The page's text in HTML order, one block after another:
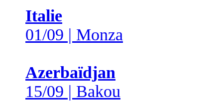
Italie
01/09 | Monza
Azerbaïdjan
15/09 | Bakou